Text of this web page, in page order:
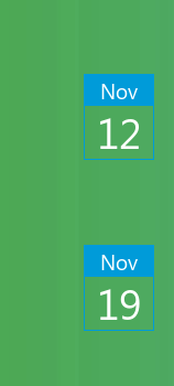
Nov
12
Nov
19